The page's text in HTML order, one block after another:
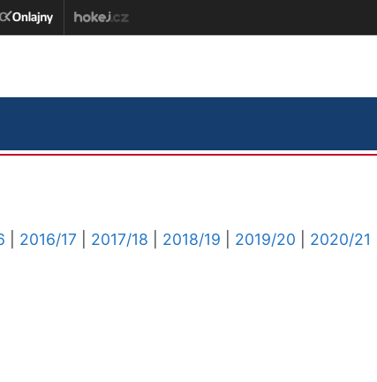
2016/17 2017/18 2018/19 2019/20
2020/21